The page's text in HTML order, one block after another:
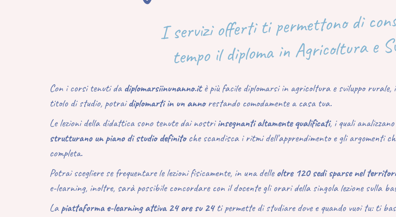
I servizi offerti ti permettono di
tempo il diploma in Agricoltura e
Con i corsi tenuti da diplomarsiinunanno.itè più facile diplomarsi in agricoltura e sviluppo
titolo di studio, potraidiplomarti in un annorestando comodamente a casa tua.
Le lezioni della didattica sono tenute dai nostriinsegnanti altamente qualificati, i quali
strutturano un piano di studio definitoche scandisca i ritmi dell'apprendimento e gli argomenti
completa.
Potrai scegliere se frequentare le lezioni fisicamente, in una delleoltre 120 sedi sparse nel
e-learning, inoltre, sarà possibile concordare con il docente gli orari della singola lezione sulla
Lapiattaforma e-learning attiva 24 ore su 24ti permette di studiare dove e quando vuoi tu: ti